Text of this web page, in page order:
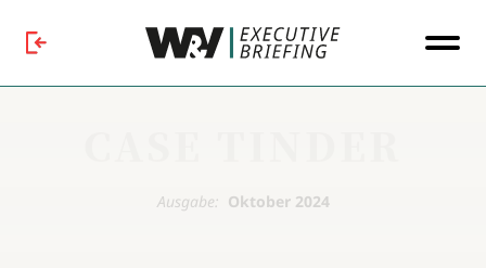
Ausgabe: Oktober 2024